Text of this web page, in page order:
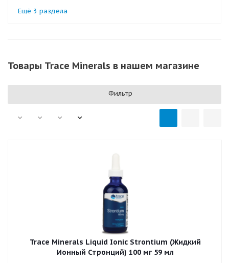
Ещё 3 раздела
Товары Trace Minerals в нашем магазине
Фильтр
Trace Minerals Liquid Ionic Strontium (Жидкий
Ионный Стронций) 100 мг 59 мл